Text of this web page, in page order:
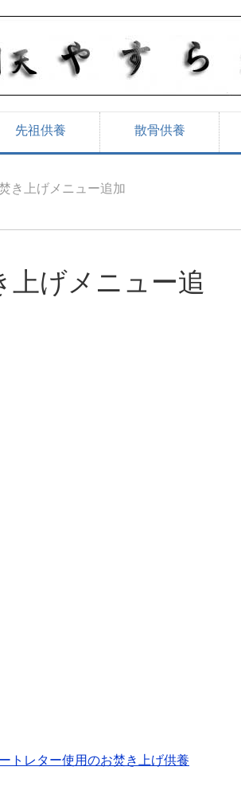
先祖供養 散骨供養
き上げメニュー追加
上げメニュー追
トレター使用のお焚き上げ供養